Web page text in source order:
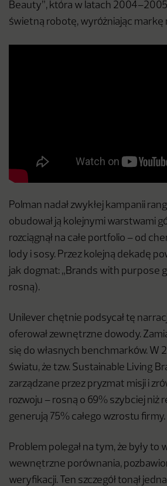
Beauty”, która w latach
świetną robotę, wyróżniając markę
Polman nadał zwykłej kampanii
obudował ją kolejnymi warstwami
rozciągnął na całe portfolio – od
lody i sosy. Przez kolejną dekadę
jak dogmat: „Brands with purpose
rosną).
Unilever chętnie podsycał tę
oferował zewnętrzne dowody.
się do własnych benchmarków. W
światu, że tzw. Sustainable Living
zarządzane przez pryzmat misji i
rozwoju – rosną o 69% szybciej niż
generują 75% całego wzrostu firmy.
Problem polegał na tym, że były to
wewnętrzne porównania,
weryfikacji. Ten szczegół tonął